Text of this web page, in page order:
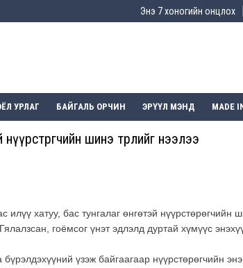
Энэ 7 хоногийн онцлох
УРЛАГ БАЙГАЛЬ ОРЧИН ЭРҮҮЛ МЭНД MADE
шинэ төрлийг нээлээ
илүү хатуу, бас тунгалаг өнгөтэй нүүрстөрөгчийн
гоёмсог үнэт эдлэлд дуртай хүмүүс
үзэж байгаагаар нүүрстөрөгчийн